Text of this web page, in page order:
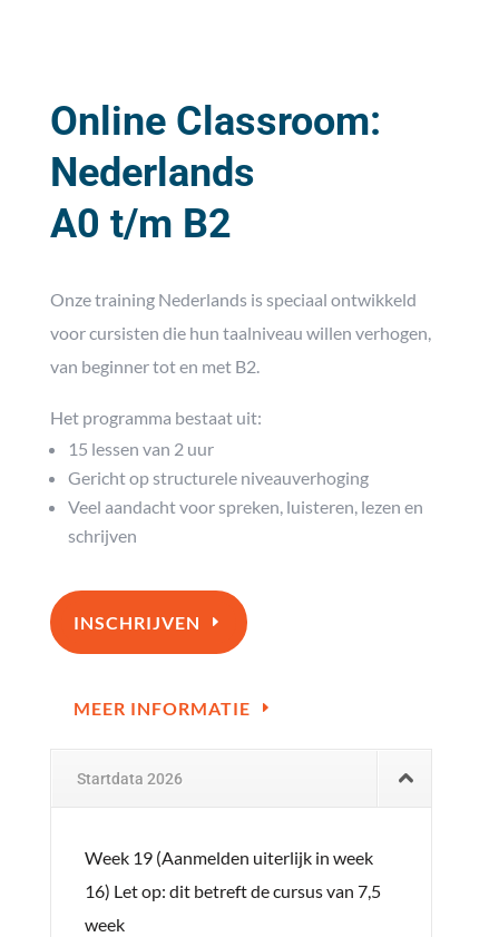
Online Classroom:
Nederlands
A0 t/m B2
Onze training Nederlands is speciaal ontwikkeld
voor cursisten die hun taalniveau willen verhogen,
van beginner tot en met B2.
Het programma bestaat uit:
15 lessen van 2 uur
Gericht op structurele niveauverhoging
Veel aandacht voor spreken, luisteren, lezen en
schrijven
INSCHRIJVEN
MEER INFORMATIE
Startdata 2026
Week 19 (Aanmelden uiterlijk in week
16) Let op: dit betreft de cursus van 7,5
week